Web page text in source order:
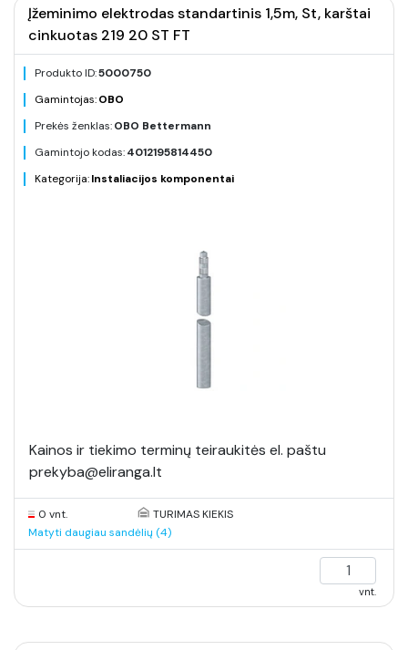
Įžeminimo elektrodas standartinis 1,5m, St, karštai
cinkuotas 219 20 ST FT
Produkto ID:5000750
Gamintojas:OBO
Prekės ženklas:OBO Bettermann
Gamintojo kodas:4012195814450
Kategorija:Instaliacijos komponentai
Kainos ir tiekimo terminų teiraukitės el. paštu
prekyba@eliranga.lt
0 vnt.
TURIMAS KIEKIS
Matyti daugiau sandėlių (4)
vnt.